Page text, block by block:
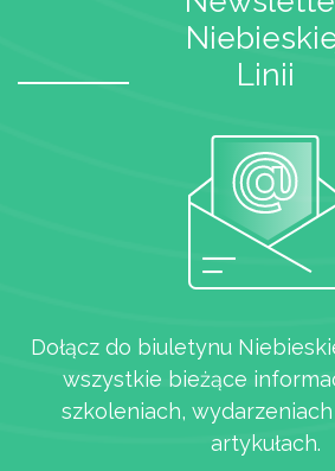
Linii
Dołącz do biuletynu
wszystkie bieżące
szkoleniach,
artykułach.